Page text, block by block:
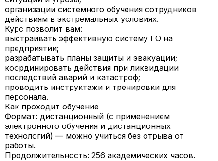
организации системного обучения сотрудников
действиям в экстремальных условиях.
Курс позволит вам:
выстраивать эффективную систему ГО на
предприятии;
разрабатывать планы защиты и эвакуации;
координировать действия при ликвидации
последствий аварий и катастроф;
проводить инструктажи и тренировки для
персонала.
Как проходит обучение
Формат: дистанционный (с применением
электронного обучения и дистанционных
технологий) — можно учиться без отрыва от
работы.
Продолжительность: 256 академических часов.